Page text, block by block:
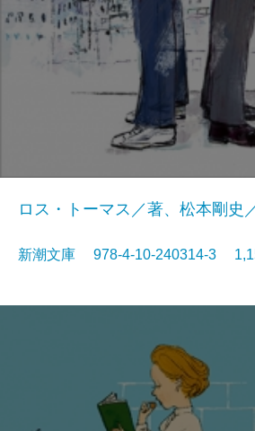
ロス・トーマス／著、松本剛史
新潮文庫 978-4-10-240314-3